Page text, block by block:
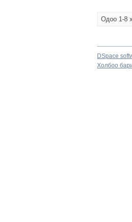
Одоо 1-8
DSpace
Холбоо